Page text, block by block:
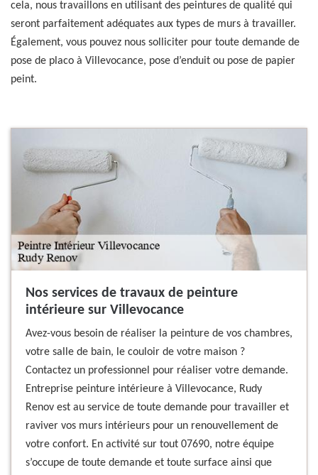
cela, nous travaillons en utilisant des peintures de qualité qui
seront parfaitement adéquates aux types de murs à travailler.
Également, vous pouvez nous solliciter pour toute demande de
pose de placo à Villevocance, pose d’enduit ou pose de papier
peint.
Nos services de travaux de peinture
intérieure sur Villevocance
Avez-vous besoin de réaliser la peinture de vos chambres,
votre salle de bain, le couloir de votre maison ?
Contactez un professionnel pour réaliser votre demande.
Entreprise peinture intérieure à Villevocance, Rudy
Renov est au service de toute demande pour travailler et
raviver vos murs intérieurs pour un renouvellement de
votre confort. En activité sur tout 07690, notre équipe
s’occupe de toute demande et toute surface ainsi que